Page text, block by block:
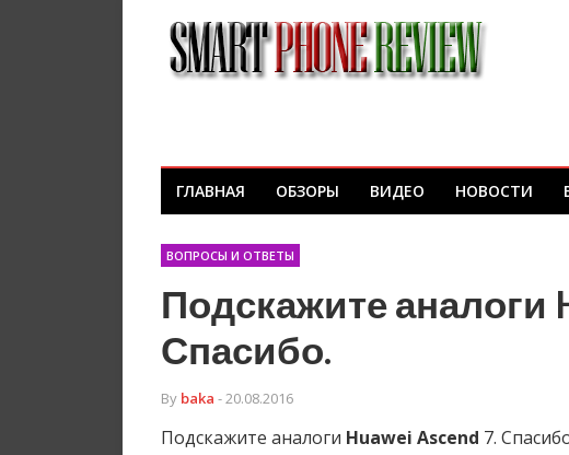
ГЛАВНАЯ ОБЗОРЫ ВИДЕО НОВОСТИ
ВОПРОСЫ И ОТВЕТЫ
Подскажите аналоги
Спасибо.
By baka - 20.08.2016
Подскажите аналоги Huawei Ascend 7.